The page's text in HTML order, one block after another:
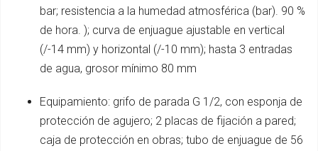
bar; resistencia a la humedad atmosférica (bar). 90 %
de hora. ); curva de enjuague ajustable en vertical
(/-14 mm) y horizontal (/-10 mm); hasta 3 entradas
de agua, grosor mínimo 80 mm
Equipamiento: grifo de parada G 1/2, con esponja de
protección de agujero; 2 placas de fijación a pared;
caja de protección en obras; tubo de enjuague de 56